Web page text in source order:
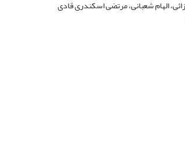
الهام شعبانی، مرتضی اسکندری قادی